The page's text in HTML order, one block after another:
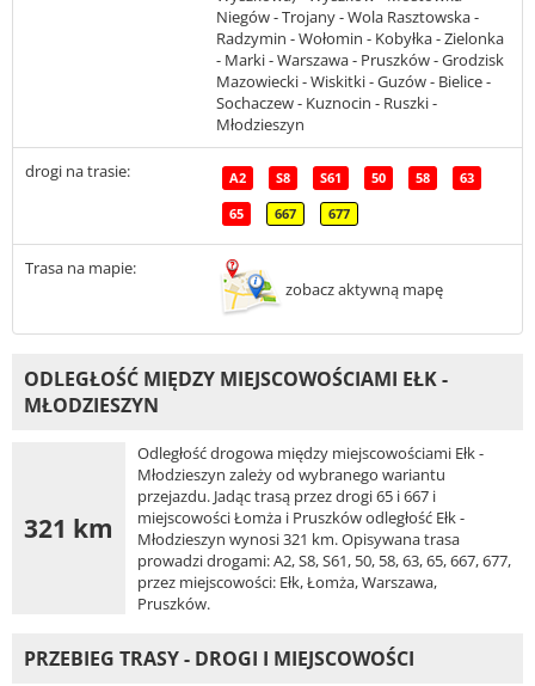
Niegów - Trojany - Wola Rasztowska -
Radzymin - Wołomin - Kobyłka - Zielonka
- Marki - Warszawa - Pruszków - Grodzisk
Mazowiecki - Wiskitki - Guzów - Bielice -
Sochaczew - Kuznocin - Ruszki -
Młodzieszyn
drogi na trasie: A2 S8 S61 50 58 63
65 667 677
Trasa na mapie:
zobacz aktywną mapę
ODLEGŁOŚĆ MIĘDZY MIEJSCOWOŚCIAMI EŁK -
MŁODZIESZYN
321 km
Odległość drogowa między miejscowościami Ełk -
Młodzieszyn zależy od wybranego wariantu
przejazdu. Jadąc trasą przez drogi 65 i 667 i
miejscowości Łomża i Pruszków odległość Ełk -
Młodzieszyn wynosi 321 km. Opisywana trasa
prowadzi drogami: A2, S8, S61, 50, 58, 63, 65, 667, 677,
przez miejscowości: Ełk, Łomża, Warszawa,
Pruszków.
PRZEBIEG TRASY - DROGI I MIEJSCOWOŚCI